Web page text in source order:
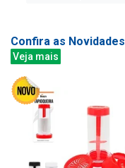
Confira as Novidades
Veja mais